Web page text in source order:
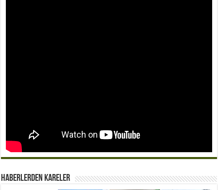
Haberlerden Kareler